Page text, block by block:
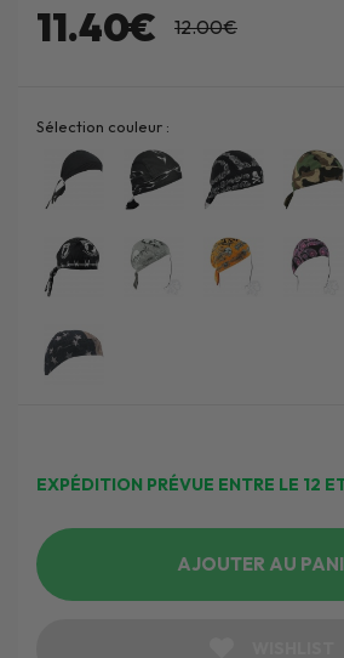
11.40€ 12.00€
Sélection couleur :
EXPÉDITION PRÉVUE ENTRE LE 12
AJOUTER AU